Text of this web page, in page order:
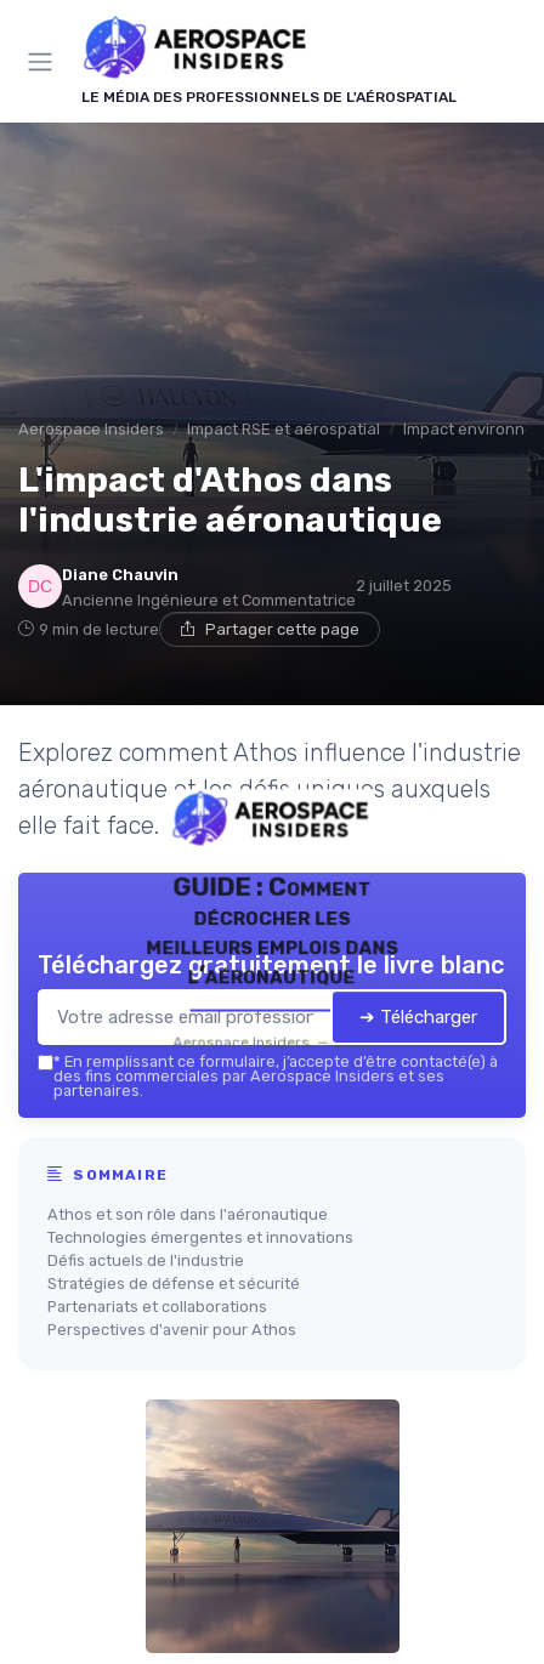
LE MÉDIA DES PROFESSIONNELS DE L'AÉROSPATIAL
Aerospace Insiders Impact RSE et aérospatial Impact
L'impact d'Athos dans
l'industrie aéronautique
Diane Chauvin
Ancienne Ingénieure et Commentatrice
2 juillet 2025
9 min de lecture Partager cette page
Explorez comment Athos influence l'industrie
aéronautique et les défis uniques auxquels
elle fait face.
GUIDE : Comment
décrocher les
meilleurs emplois dans
l’aéronautique
Aerospace Insiders — 2026
Téléchargez gratuitement le livre blanc
➔ Télécharger
* En remplissant ce formulaire, j’accepte d’être contacté(e) à
des fins commerciales par Aerospace Insiders et ses
partenaires.
SOMMAIRE
Athos et son rôle dans l'aéronautique
Technologies émergentes et innovations
Défis actuels de l'industrie
Stratégies de défense et sécurité
Partenariats et collaborations
Perspectives d'avenir pour Athos
Panneau de gestion des cookies